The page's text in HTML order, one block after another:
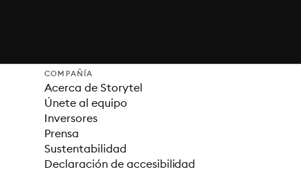
COMPAÑÍA
Acerca de Storytel
Únete al equipo
Inversores
Prensa
Sustentabilidad
Declaración de accesibilidad